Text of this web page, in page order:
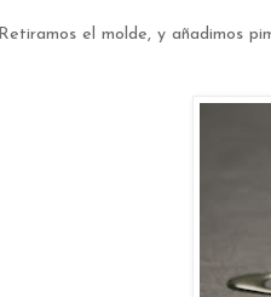
Retiramos el molde, y añadimos